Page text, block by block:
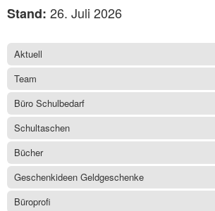
Stand: 26. Juli 2026
Aktuell
Team
Büro Schulbedarf
Schultaschen
Bücher
Geschenkideen Geldgeschenke
Büroprofi